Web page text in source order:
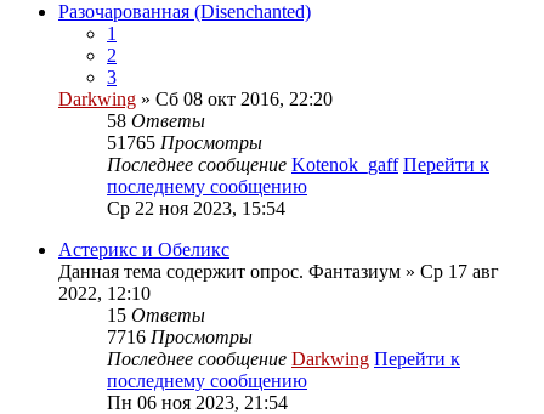
Разочарованная (Disenchanted)
1
2
3
Darkwing » Сб 08 окт 2016, 22:20
58 Ответы
51765 Просмотры
Последнее сообщение Kotenok_gaff Перейти к
последнему сообщению
Ср 22 ноя 2023, 15:54
Астерикс и Обеликс
Данная тема содержит опрос. Фантазиум » Ср 17 авг
2022, 12:10
15 Ответы
7716 Просмотры
Последнее сообщение Darkwing Перейти к
последнему сообщению
Пн 06 ноя 2023, 21:54